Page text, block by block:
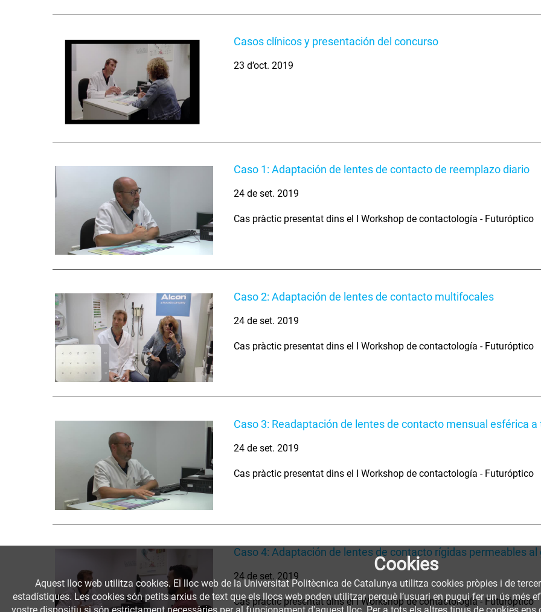
Casos clínicos y presentación del concurso
23 d’oct. 2019
Caso 1: Adaptación de lentes de contacto de reemplazo diario
24 de set. 2019
Cas pràctic presentat dins el I Workshop de contactología - Futuróptico
Caso 2: Adaptación de lentes de contacto multifocales
24 de set. 2019
Cas pràctic presentat dins el I Workshop de contactología - Futuróptico
Caso 3: Readaptación de lentes de contacto mensual esférica a
24 de set. 2019
Cas pràctic presentat dins el I Workshop de contactología - Futuróptico
Caso 4: Adaptación de lentes de contacto rígidas permeables al
24 de set. 2019
Cas pràctic presentat dins el I Workshop de contactología - Futuróptico
Cookies
Aquest lloc web utilitza cookies. El lloc web de la Universitat Politècnica de Catalunya utilitza cookies pròpies i de
estadístiques. Les cookies són petits arxius de text que els llocs web poden utilitzar perquè l’usuari en pugui fer un ús més